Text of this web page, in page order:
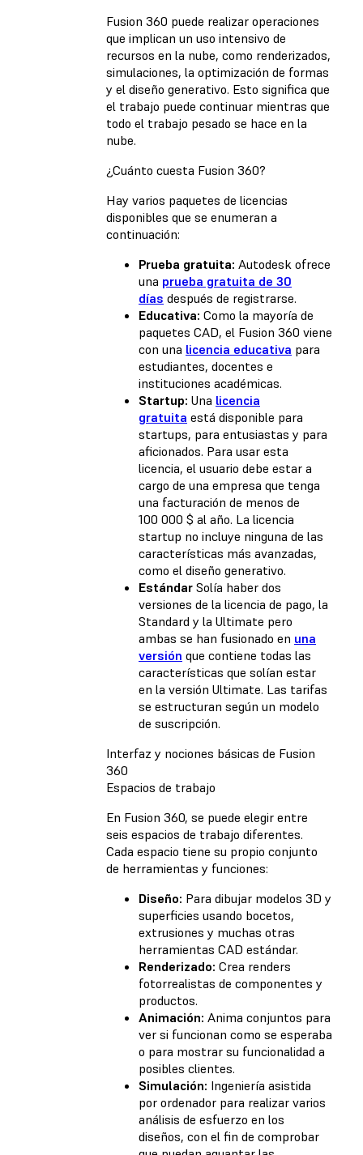
Fusion 360 puede realizar operaciones
que implican un uso intensivo de
recursos en la nube, como renderizados,
simulaciones, la optimización de formas
y el diseño generativo. Esto significa que
el trabajo puede continuar mientras que
todo el trabajo pesado se hace en la
nube.
¿Cuánto cuesta Fusion 360?
Hay varios paquetes de licencias
disponibles que se enumeran a
continuación:
Prueba gratuita: Autodesk ofrece
una prueba gratuita de 30
días después de registrarse.
Educativa: Como la mayoría de
paquetes CAD, el Fusion 360 viene
con una licencia educativa para
estudiantes, docentes e
instituciones académicas.
Startup: Una licencia
gratuita está disponible para
startups, para entusiastas y para
aficionados. Para usar esta
licencia, el usuario debe estar a
cargo de una empresa que tenga
una facturación de menos de
100 000 $ al año. La licencia
startup no incluye ninguna de las
características más avanzadas,
como el diseño generativo.
Estándar Solía haber dos
versiones de la licencia de pago, la
Standard y la Ultimate pero
ambas se han fusionado en una
versión que contiene todas las
características que solían estar
en la versión Ultimate. Las tarifas
se estructuran según un modelo
de suscripción.
Interfaz y nociones básicas de Fusion
360
Espacios de trabajo
En Fusion 360, se puede elegir entre
seis espacios de trabajo diferentes.
Cada espacio tiene su propio conjunto
de herramientas y funciones:
Diseño: Para dibujar modelos 3D y
superficies usando bocetos,
extrusiones y muchas otras
herramientas CAD estándar.
Renderizado: Crea renders
fotorrealistas de componentes y
productos.
Animación: Anima conjuntos para
ver si funcionan como se esperaba
o para mostrar su funcionalidad a
posibles clientes.
Simulación: Ingeniería asistida
por ordenador para realizar varios
análisis de esfuerzo en los
diseños, con el fin de comprobar